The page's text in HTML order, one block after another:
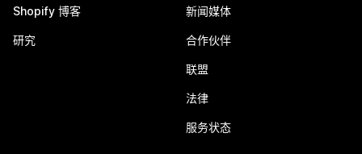
Shopify 博客
研究
新闻媒体
合作伙伴
联盟
法律
服务状态